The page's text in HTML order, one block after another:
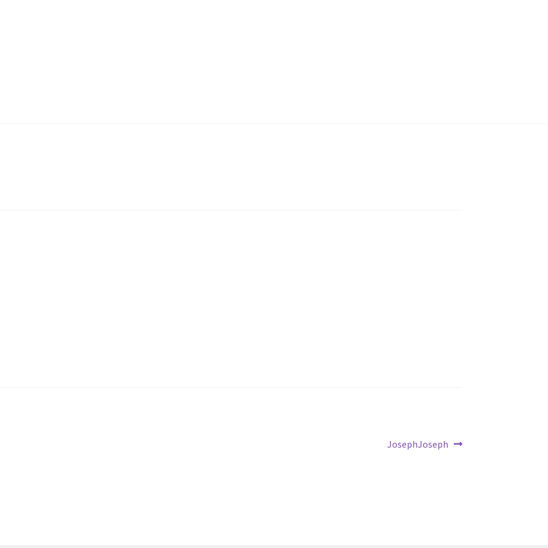
Article
JosephJoseph